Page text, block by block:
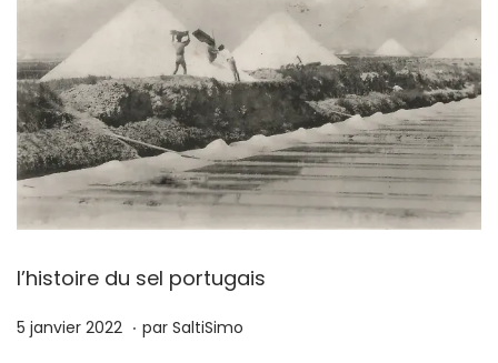
l’histoire du sel portugais
P
5 janvier 2022 . par SaltiSimo